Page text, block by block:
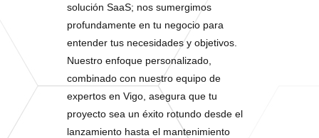
solución SaaS; nos sumergimos
profundamente en tu negocio para
entender tus necesidades y objetivos.
Nuestro enfoque personalizado,
combinado con nuestro equipo de
expertos en Vigo, asegura que tu
proyecto sea un éxito rotundo desde el
lanzamiento hasta el mantenimiento